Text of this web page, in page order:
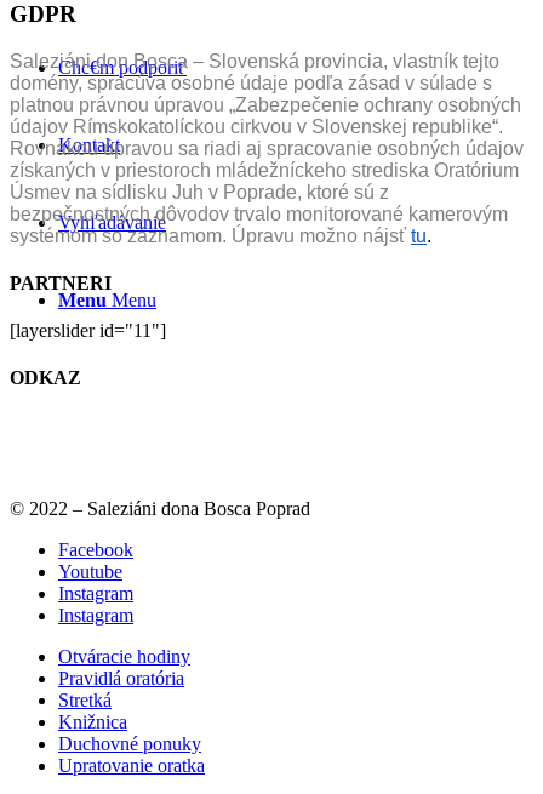
Chc€m podporiť
Kontakt
Vyhľadávanie
Menu Menu
GDPR
Saleziáni don Bosca – Slovenská provincia, vlastník tejto
domény, spracúva osobné údaje podľa zásad v súlade s
platnou právnou úpravou „Zabezpečenie ochrany osobných
údajov Rímskokatolíckou cirkvou v Slovenskej republike“.
Rovnakou úpravou sa riadi aj spracovanie osobných údajov
získaných v priestoroch mládežníckeho strediska Oratórium
Úsmev na sídlisku Juh v Poprade, ktoré sú z
bezpečnostných dôvodov trvalo monitorované kamerovým
systémom so záznamom. Úpravu možno nájsť tu.
PARTNERI
[layerslider id="11"]
ODKAZ
© 2022 – Saleziáni dona Bosca Poprad
Facebook
Youtube
Instagram
Instagram
Otváracie hodiny
Pravidlá oratória
Stretká
Knižnica
Duchovné ponuky
Upratovanie oratka